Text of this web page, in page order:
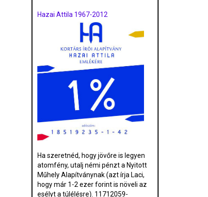
Hazai Attila 1967-2012
Ha szeretnéd, hogy jövőre is legyen
atomfény, utalj némi pénzt a Nyitott
Műhely Alapítványnak (azt írja Laci,
hogy már 1-2 ezer forint is növeli az
esélyt a túlélésre). 11712059-